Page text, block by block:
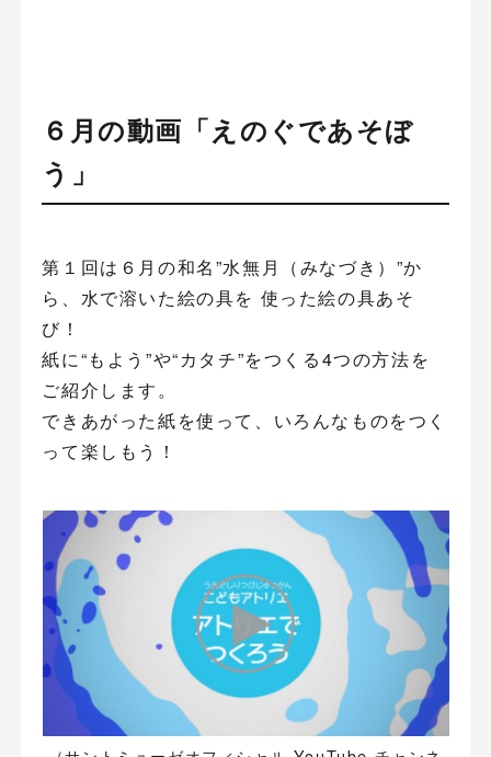
６月の動画「えのぐであそぼ
う」
第１回は６月の和名”水無月（みなづき）”か
ら、水で溶いた絵の具を 使った絵の具あそ
び！
紙に“もよう”や“カタチ”をつくる4つの方法を
ご紹介します。
できあがった紙を使って、いろんなものをつく
って楽しもう！